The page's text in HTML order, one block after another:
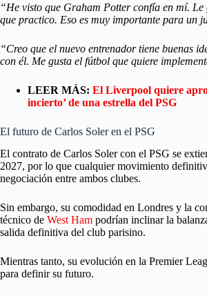
“He visto que Graham Potter confía en mí. Le
que practico. Eso es muy importante para un
“Creo que el nuevo entrenador tiene buenas
con él. Me gusta el fútbol que quiere
LEER MÁS: El Liverpool quiere
incierto’ de una estrella del PSG
El futuro de Carlos Soler en el PSG
El contrato de Carlos Soler con el PSG se
2027, por lo que cualquier movimiento
negociación entre ambos clubes.
Sin embargo, su comodidad en Londres y la
técnico de West Ham podrían inclinar la
salida definitiva del club parisino.
Mientras tanto, su evolución en la Premier
para definir su futuro.